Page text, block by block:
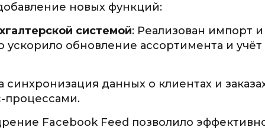
новых функций:
системой: Реализован импорт и
ускорило обновление ассортимента и учёт
синхронизация данных о клиентах и
процессами.
Facebook Feed позволило